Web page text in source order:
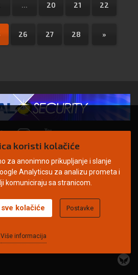
... 20 21 22
26 27 28 »
© Copyright 2026. | ARILEO
Politika privatnosti
Impressum
koristi kolačiće
za anonimno prikupljanje i slanje
Analyticsu za analizu prometa i
komuniciraju sa stranicom.
Više informacija
kolačiće Postavke